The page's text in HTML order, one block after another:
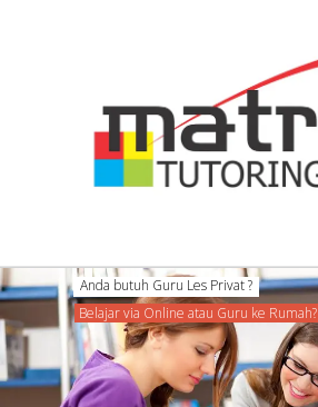
Anda butuh Guru Les Privat ?
Belajar via Online atau Guru ke Rumah?